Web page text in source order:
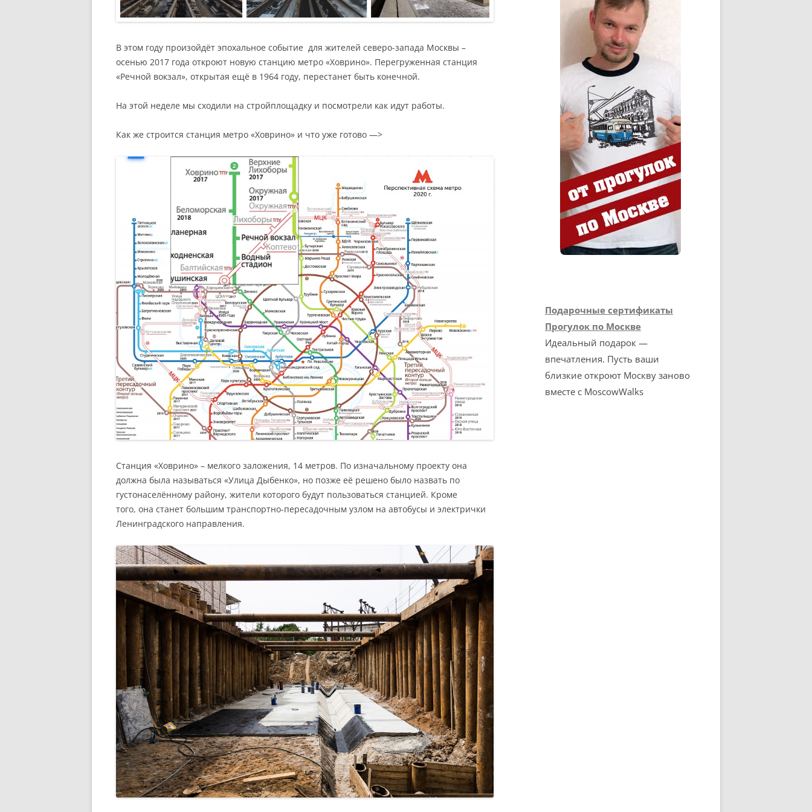
В этом году произойдёт эпохальное событие для жителей северо-запада Москвы –
осенью 2017 года откроют новую станцию метро «Ховрино». Перегруженная станция
«Речной вокзал», открытая ещё в 1964 году, перестанет быть конечной.
На этой неделе мы сходили на стройплощадку и посмотрели как идут работы.
Как же строится станция метро «Ховрино» и что уже готово —>
Станция «Ховрино» – мелкого заложения, 14 метров. По изначальному проекту она
должна была называться «Улица Дыбенко», но позже её решено было назвать по
густонаселённому району, жители которого будут пользоваться станцией. Кроме
того, она станет большим транспортно-пересадочным узлом на автобусы и электрички
Ленинградского направления.
Подарочные сертификаты
Прогулок по Москве
Идеальный подарок —
впечатления. Пусть ваши
близкие откроют Москву заново
вместе с MoscowWalks